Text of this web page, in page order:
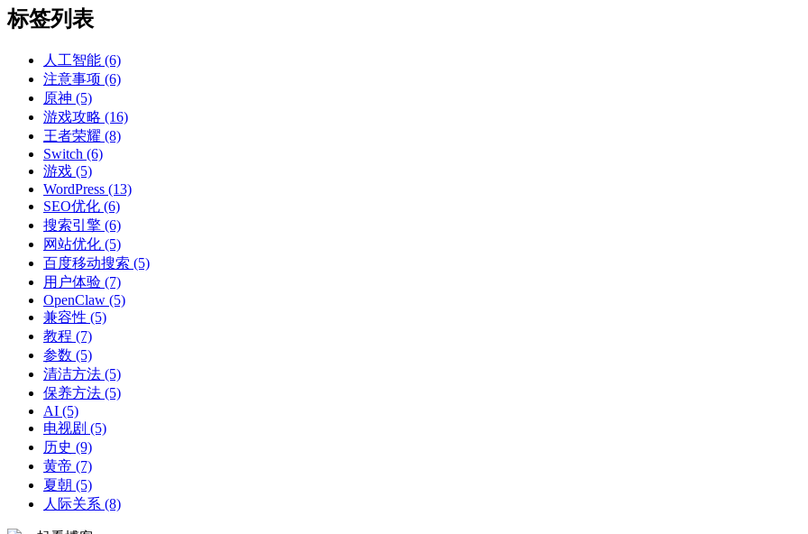
标签列表
人工智能 (6)
注意事项 (6)
原神 (5)
游戏攻略 (16)
王者荣耀 (8)
Switch (6)
游戏 (5)
WordPress (13)
SEO优化 (6)
搜索引擎 (6)
网站优化 (5)
百度移动搜索 (5)
用户体验 (7)
OpenClaw (5)
兼容性 (5)
教程 (7)
参数 (5)
清洁方法 (5)
保养方法 (5)
AI (5)
电视剧 (5)
历史 (9)
黄帝 (7)
夏朝 (5)
人际关系 (8)